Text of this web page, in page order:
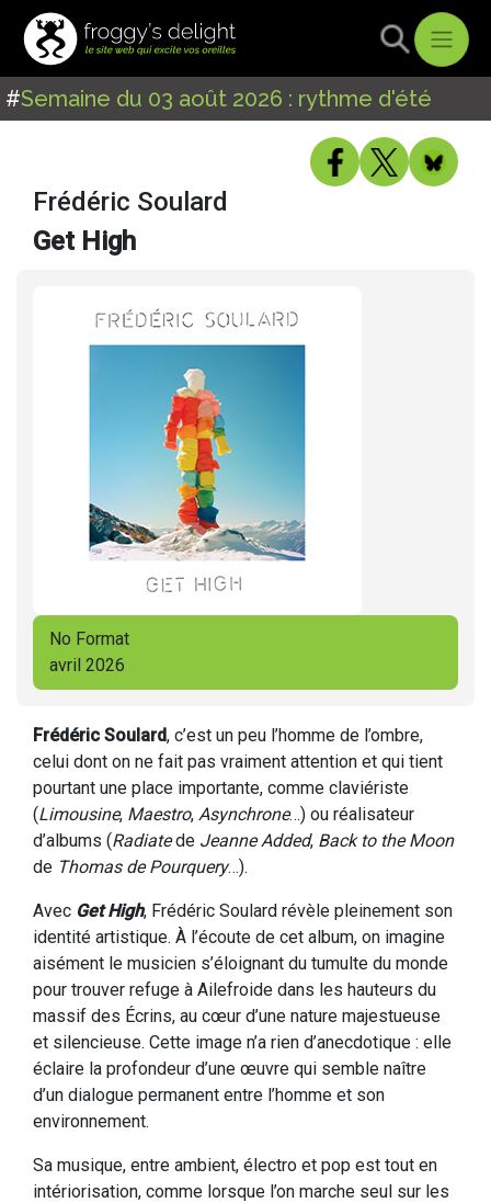
#Semaine du 03 août 2026 : rythme d'été
Frédéric Soulard
Get High
No Format
avril 2026
Frédéric Soulard, c’est un peu l’homme de l’ombre,
celui dont on ne fait pas vraiment attention et qui tient
pourtant une place importante, comme claviériste
(Limousine, Maestro, Asynchrone…) ou réalisateur
d’albums (Radiatede Jeanne Added, Back to the Moon
de Thomas de Pourquery…).
Avec Get High, Frédéric Soulard révèle pleinement son
identité artistique. À l’écoute de cet album, on imagine
aisément le musicien s’éloignant du tumulte du monde
pour trouver refuge à Ailefroide dans les hauteurs du
massif des Écrins, au cœur d’une nature majestueuse
et silencieuse. Cette image n’a rien d’anecdotique : elle
éclaire la profondeur d’une œuvre qui semble naître
d’un dialogue permanent entre l’homme et son
environnement.
Sa musique, entre ambient, électro et pop est tout en
intériorisation, comme lorsque l’on marche seul sur les